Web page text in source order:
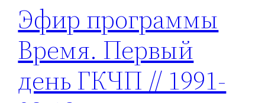
Эфир программы
Время. Первый
день ГКЧП // 1991-